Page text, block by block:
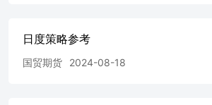
日度策略参考
国贸期货 2024-08-18